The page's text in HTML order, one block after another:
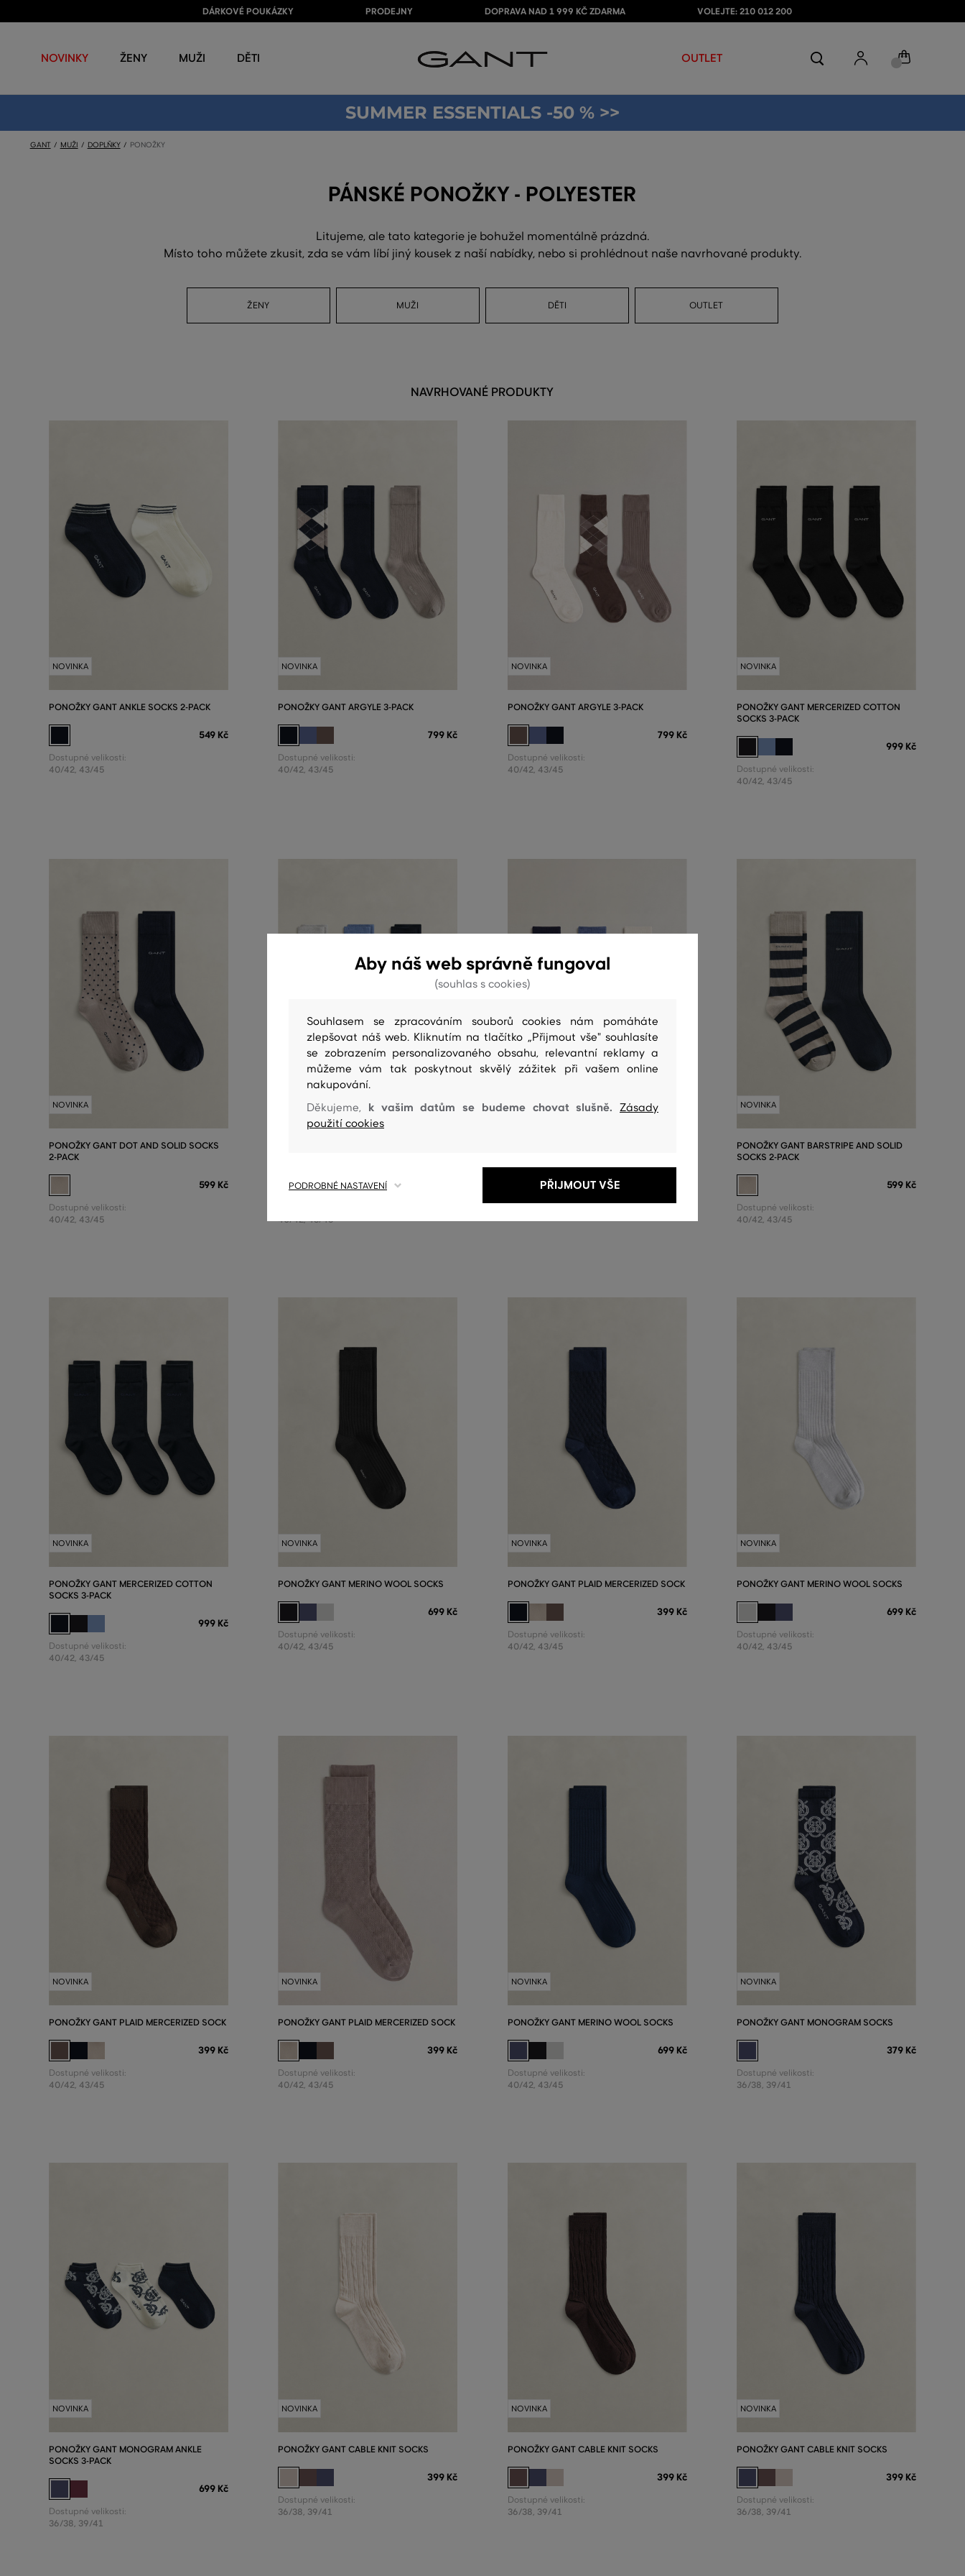
DÁRKOVÉ POUKÁZKY PRODEJNY DOPRAVA NAD 1 999 KČ ZDARMA VOLEJTE: 210 012 200
NOVINKY ŽENY MUŽI DĚTI OUTLET
SUMMER ESSENTIALS -50 % >>
GANT MUŽI DOPLŇKY PONOŽKY
PÁNSKÉ PONOŽKY - POLYESTER
Litujeme, ale tato kategorie je bohužel momentálně prázdná.
Místo toho můžete zkusit, zda se vám líbí jiný kousek z naší nabídky, nebo si prohlédnout naše navrhované produkty.
ŽENY MUŽI DĚTI OUTLET
NAVRHOVANÉ PRODUKTY
NOVINKA
PONOŽKY GANT ANKLE SOCKS 2-PACK
549 Kč
Dostupné velikosti:
40/42, 43/45
NOVINKA
PONOŽKY GANT ARGYLE 3-PACK
799 Kč
Dostupné velikosti:
40/42, 43/45
NOVINKA
PONOŽKY GANT ARGYLE 3-PACK
799 Kč
Dostupné velikosti:
40/42, 43/45
NOVINKA
PONOŽKY GANT MERCERIZED COTTON
SOCKS 3-PACK
999 Kč
Dostupné velikosti:
40/42, 43/45
NOVINKA
PONOŽKY GANT DOT AND SOLID SOCKS
2-PACK
599 Kč
Dostupné velikosti:
40/42, 43/45
NOVINKA
40/42, 43/45
NOVINKA NOVINKA
PONOŽKY GANT BARSTRIPE AND SOLID
SOCKS 2-PACK
599 Kč
Dostupné velikosti:
40/42, 43/45
NOVINKA
PONOŽKY GANT MERCERIZED COTTON
SOCKS 3-PACK
999 Kč
Dostupné velikosti:
40/42, 43/45
NOVINKA
PONOŽKY GANT MERINO WOOL SOCKS
699 Kč
Dostupné velikosti:
40/42, 43/45
NOVINKA
PONOŽKY GANT PLAID MERCERIZED SOCK
399 Kč
Dostupné velikosti:
40/42, 43/45
NOVINKA
PONOŽKY GANT MERINO WOOL SOCKS
699 Kč
Dostupné velikosti:
40/42, 43/45
NOVINKA
PONOŽKY GANT PLAID MERCERIZED SOCK
399 Kč
Dostupné velikosti:
40/42, 43/45
NOVINKA
PONOŽKY GANT PLAID MERCERIZED SOCK
399 Kč
Dostupné velikosti:
40/42, 43/45
NOVINKA
PONOŽKY GANT MERINO WOOL SOCKS
699 Kč
Dostupné velikosti:
40/42, 43/45
NOVINKA
PONOŽKY GANT MONOGRAM SOCKS
379 Kč
Dostupné velikosti:
36/38, 39/41
NOVINKA
PONOŽKY GANT MONOGRAM ANKLE
SOCKS 3-PACK
699 Kč
Dostupné velikosti:
36/38, 39/41
NOVINKA
PONOŽKY GANT CABLE KNIT SOCKS
399 Kč
Dostupné velikosti:
36/38, 39/41
NOVINKA
PONOŽKY GANT CABLE KNIT SOCKS
399 Kč
Dostupné velikosti:
36/38, 39/41
NOVINKA
PONOŽKY GANT CABLE KNIT SOCKS
399 Kč
Dostupné velikosti:
36/38, 39/41
Aby náš web správně fungoval
(souhlas s cookies)
Souhlasem se zpracováním souborů cookies nám pomáháte
zlepšovat náš web. Kliknutím na tlačítko „Přijmout vše" souhlasíte
se zobrazením personalizovaného obsahu, relevantní reklamy a
můžeme vám tak poskytnout skvělý zážitek při vašem online
nakupování.
Děkujeme, k vašim datům se budeme chovat slušně. Zásady
použití cookies
PODROBNÉ NASTAVENÍ PŘIJMOUT VŠE